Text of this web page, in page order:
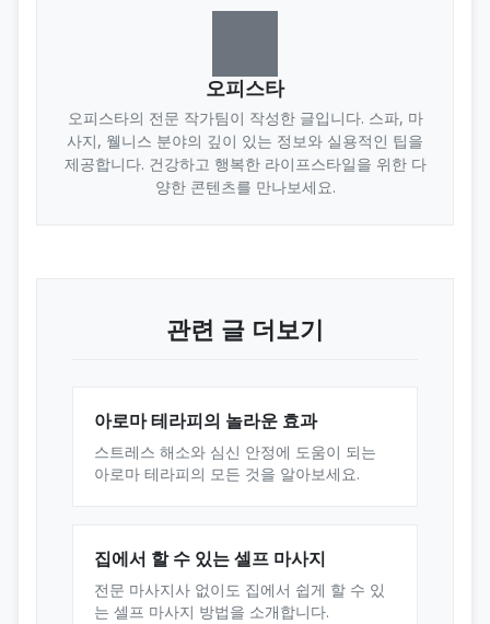
오피스타
오피스타의 전문 작가팀이 작성한 글입니다. 스파, 마
사지, 웰니스 분야의 깊이 있는 정보와 실용적인 팁을
제공합니다. 건강하고 행복한 라이프스타일을 위한 다
양한 콘텐츠를 만나보세요.
관련 글 더보기
아로마 테라피의 놀라운 효과
스트레스 해소와 심신 안정에 도움이 되는
아로마 테라피의 모든 것을 알아보세요.
집에서 할 수 있는 셀프 마사지
전문 마사지사 없이도 집에서 쉽게 할 수 있
는 셀프 마사지 방법을 소개합니다.